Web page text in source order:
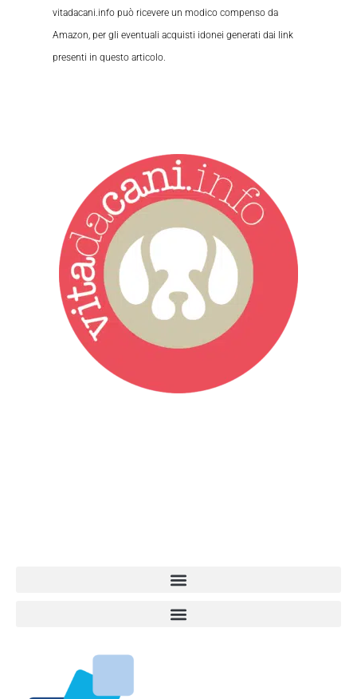
vitadacani.info può ricevere un modico compenso da
Amazon, per gli eventuali acquisti idonei generati dai link
presenti in questo articolo.